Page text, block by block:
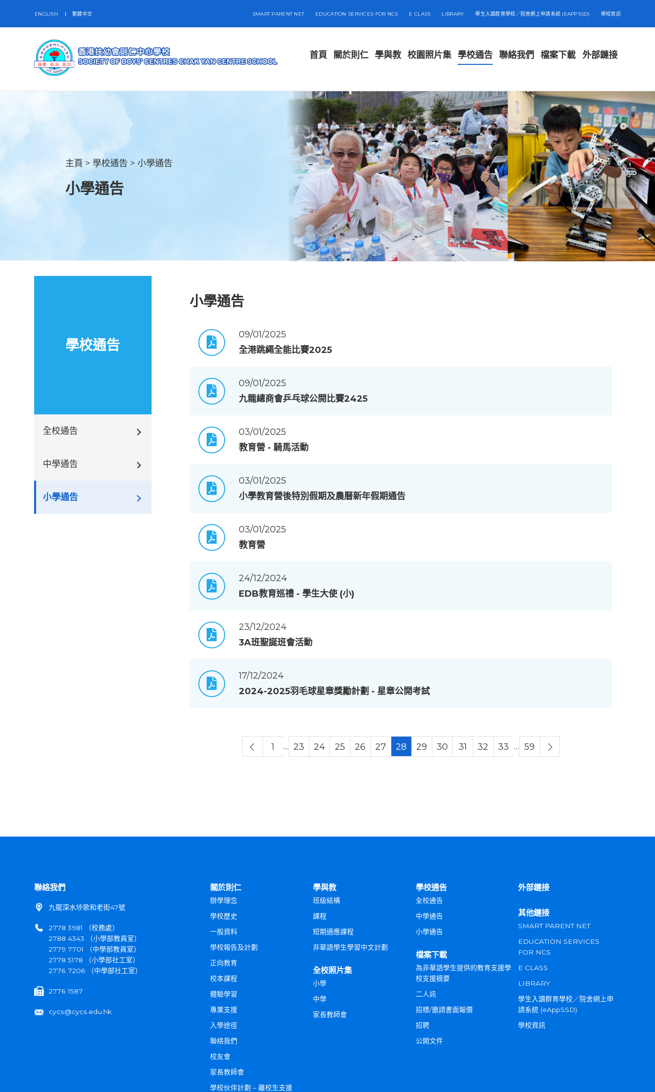
ENGLISH 繁體中文 SMART PARENT NET EDUCATION SERVICES FOR NCS E CLASS LIBRARY 學生入讀群育學校／院舍網上申請系統 (EAPPSSD) 學校資訊
首頁 關於則仁 學與教 校園照片集 學校通告 聯絡我們 檔案下載 外部鏈接
主頁 > 學校通告 >小學通告
小學通告
學校通告
全校通告
中學通告
小學通告
小學通告
09/01/2025
全港跳繩全能比賽2025
09/01/2025
九龍總商會乒乓球公開比賽2425
03/01/2025
教育營 - 騎馬活動
03/01/2025
小學教育營後特別假期及農曆新年假期通告
03/01/2025
教育營
24/12/2024
EDB教育巡禮 - 學生大使 (小)
23/12/2024
3A班聖誕班會活動
17/12/2024
2024-2025羽毛球星章獎勵計劃 - 星章公開考試
1 … 23 24 25 26 27 28 29 30 31 32 33 … 59
聯絡我們
九龍深水埗歌和老街47號
2778 3981 （校務處）
2788 4343 （小學部教員室）
2779 7701 （中學部教員室）
2778 5178 （小學部社工室）
2776 7206 （中學部社工室）
2776 1587
cycs@cycs.edu.hk
關於則仁
辦學理念
學校歷史
一般資料
學校報告及計劃
正向教育
校本課程
體驗學習
專業支援
入學途徑
聯絡我們
校友會
家長教師會
學校伙伴計劃 – 離校生支援
學與教
班級結構
課程
短期適應課程
非華語學生學習中文計劃
全校照片集
小學
中學
家長教師會
學校通告
全校通告
中學通告
小學通告
檔案下載
為非華語學生提供的教育支援學
校支援摘要
二人訊
招標/邀請書面報價
招聘
公開文件
外部鏈接
其他鏈接
SMART PARENT NET
EDUCATION SERVICES
FOR NCS
E CLASS
LIBRARY
學生入讀群育學校／院舍網上申
請系統 (eAppSSD)
學校資訊